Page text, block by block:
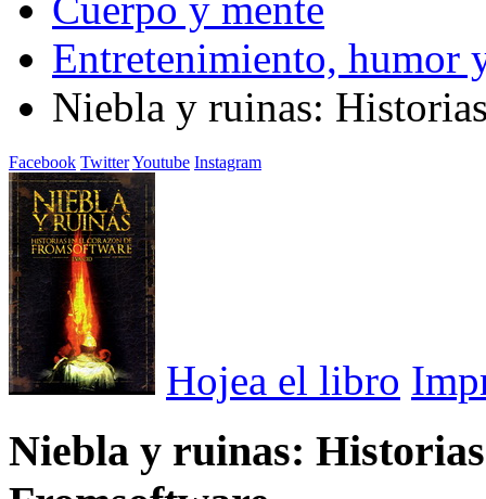
Entretenimiento, humor
Niebla y ruinas:
Facebook TwitterYoutube Instagram
Hojea el libro
Niebla y ruinas: